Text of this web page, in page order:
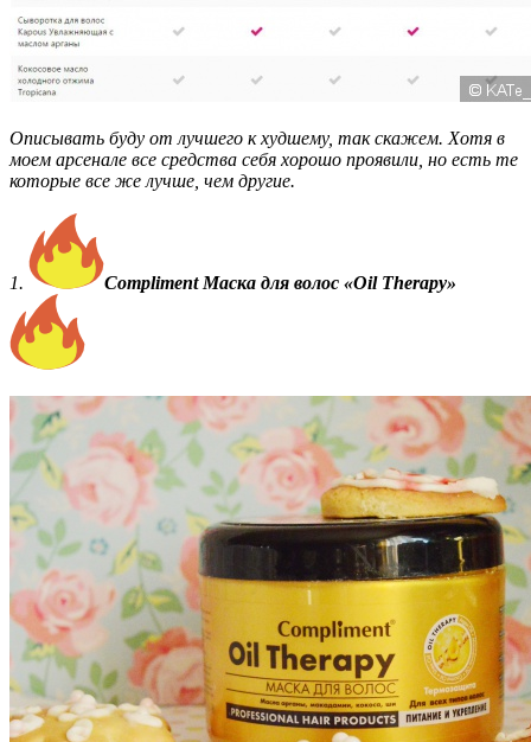
Описывать буду от лучшего к худшему, так скажем. Хотя в
моем арсенале все средства себя хорошо проявили, но есть те
которые все же лучше, чем другие.
1. Compliment Маска для волос «Oil Therapy»